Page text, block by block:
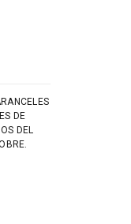
DE
DEL